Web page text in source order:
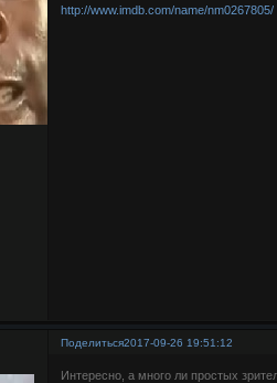
http://www.imdb.com/name/nm0267805/
Поделиться2017-09-26 19:51:12
Интересно, а много ли простых